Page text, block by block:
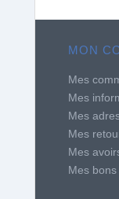
MON
Mes
Mes
Mes
Mes
Mes
Mes